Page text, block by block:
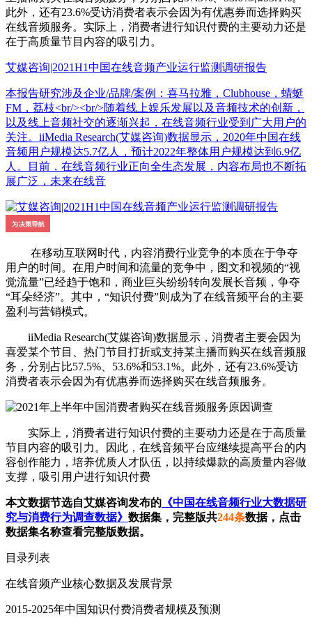
此外，还有23.6%受访消费者表示会因为有优惠券而选择购买
在线音频服务。实际上，消费者进行知识付费的主要动力还是
在于高质量节目内容的吸引力。
艾媒咨询|2021H1中国在线音频产业运行监测调研报告
本报告研究涉及企业/品牌/案例：喜马拉雅，Clubhouse，蜻蜓
FM，荔枝<br/><br/>随着线上娱乐发展以及音频技术的创新，
以及线上音频社交的逐渐兴起，在线音频行业受到广大用户的
关注。iiMedia Research(艾媒咨询)数据显示，2020年中国在线
音频用户规模达5.7亿人，预计2022年整体用户规模达到6.9亿
人。目前，在线音频行业正向全生态发展，内容布局也不断拓
展广泛，未来在线音
在移动互联网时代，内容消费行业竞争的本质在于争夺
用户的时间。在用户时间和流量的竞争中，图文和视频的“视
觉流量”已经趋于饱和，商业巨头纷纷转向发展长音频，争夺
“耳朵经济”。其中，“知识付费”则成为了在线音频平台的主要
盈利与营销模式。
iiMedia Research(艾媒咨询)数据显示，消费者主要会因为
喜爱某个节目、热门节目打折或支持某主播而购买在线音频服
务，分别占比57.5%、53.6%和53.1%。此外，还有23.6%受访
消费者表示会因为有优惠券而选择购买在线音频服务。
实际上，消费者进行知识付费的主要动力还是在于高质量
节目内容的吸引力。因此，在线音频平台应继续提高平台的内
容创作能力，培养优质人才队伍，以持续爆款的高质量内容做
支撑，吸引用户进行知识付费
本文数据节选自艾媒咨询发布的 《中国在线音频行业大数据研
究与消费行为调查数据》 数据集，完整版共244条数据，点击
数据集名称查看完整版数据。
目录列表
在线音频产业核心数据及发展背景
2015-2025年中国知识付费消费者规模及预测